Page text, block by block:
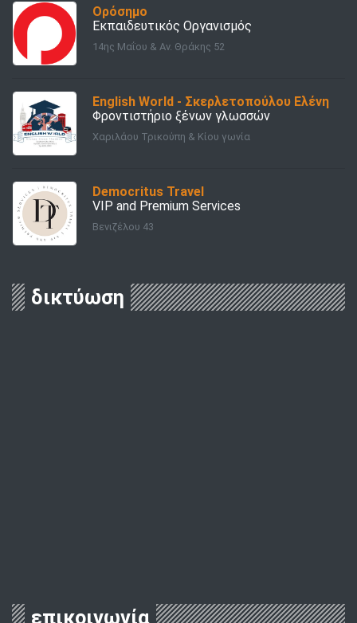
Ορόσημο
Εκπαιδευτικός Οργανισμός
14ης Μαΐου & Αν. Θράκης 52
English World - Σκερλετοπούλου Ελένη
Φροντιστήριο ξένων γλωσσών
Χαριλάου Τρικούπη & Κίου γωνία
Democritus Travel
VIP and Premium Services
Βενιζέλου 43
δικτύωση
επικοινωνία